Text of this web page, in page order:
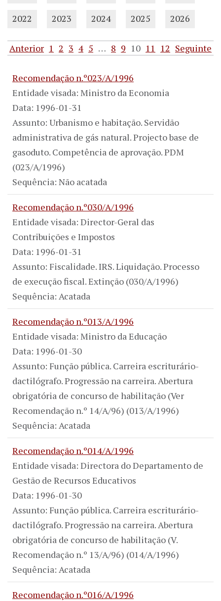
2022 2023 2024 2025 2026
Anterior 1 2 3 4 5 … 8 9 10 11 12 Seguinte
Recomendação n.º023/A/1996
Entidade visada: Ministro da Economia
Data: 1996-01-31
Assunto: Urbanismo e habitação. Servidão
administrativa de gás natural. Projecto base de
gasoduto. Competência de aprovação. PDM
(023/A/1996)
Sequência: Não acatada
Recomendação n.º030/A/1996
Entidade visada: Director-Geral das
Contribuições e Impostos
Data: 1996-01-31
Assunto: Fiscalidade. IRS. Liquidação. Processo
de execução fiscal. Extinção (030/A/1996)
Sequência: Acatada
Recomendação n.º013/A/1996
Entidade visada: Ministro da Educação
Data: 1996-01-30
Assunto: Função pública. Carreira escriturário-
dactilógrafo. Progressão na carreira. Abertura
obrigatória de concurso de habilitação (Ver
Recomendação n.º 14/A/96) (013/A/1996)
Sequência: Acatada
Recomendação n.º014/A/1996
Entidade visada: Directora do Departamento de
Gestão de Recursos Educativos
Data: 1996-01-30
Assunto: Função pública. Carreira escriturário-
dactilógrafo. Progressão na carreira. Abertura
obrigatória de concurso de habilitação (V.
Recomendação n.º 13/A/96) (014/A/1996)
Sequência: Acatada
Recomendação n.º016/A/1996